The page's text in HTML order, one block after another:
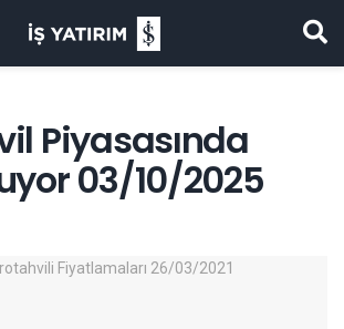
Piyasasında
03/10/2025